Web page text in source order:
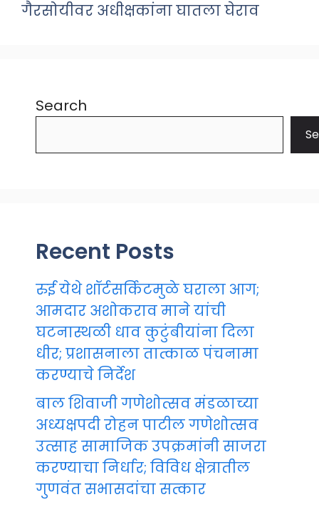
गैरसोयीवर अधीक्षकांना घातला घेराव
Search
Recent Posts
रुई येथे शॉर्टसर्किटमुळे घराला आग;
आमदार अशोकराव माने यांची
घटनास्थळी धाव कुटुंबीयांना दिला
धीर; प्रशासनाला तात्काळ पंचनामा
करण्याचे निर्देश
बाल शिवाजी गणेशोत्सव मंडळाच्या
अध्यक्षपदी रोहन पाटील गणेशोत्सव
उत्साह सामाजिक उपक्रमांनी साजरा
करण्याचा निर्धार; विविध क्षेत्रातील
गुणवंत सभासदांचा सत्कार